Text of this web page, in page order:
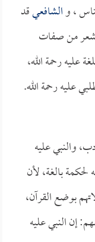
، والشافعيقد
من صفات
عليه رحمة الله،
عليه رحمة الله.
والنبي عليه
بالغة، لأن
بوضع القرآن،
إن النبي عليه